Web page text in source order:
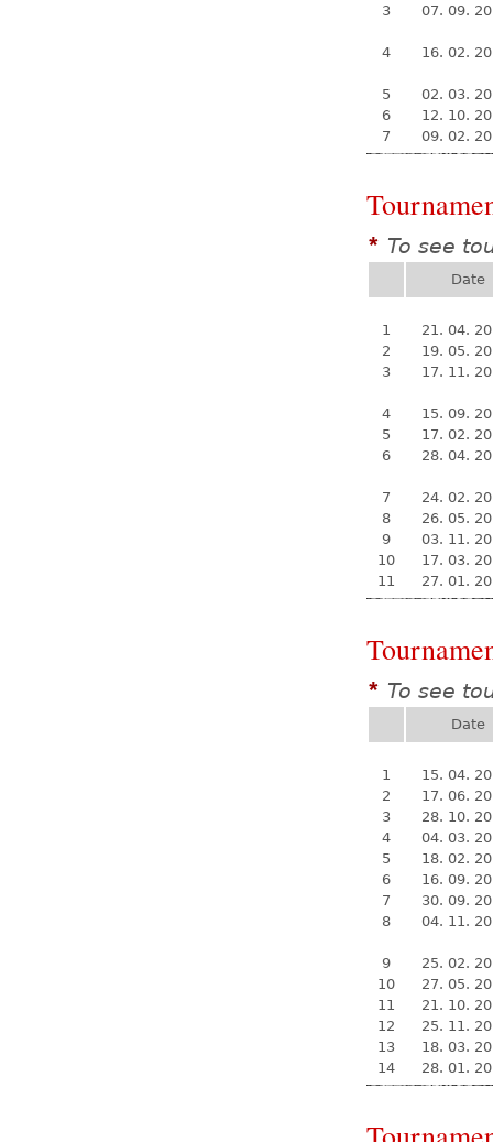
3
07. 09.
4 16. 02.
5
02. 03.
6
12. 10.
7
09. 02.
* To see
Date
1
21. 04.
2
19. 05.
3
17. 11.
4
15. 09.
5
17. 02.
6
28. 04.
7
24. 02.
8
26. 05.
9
03. 11.
10
17. 03.
11
27. 01.
* To see
Date
1
15. 04.
2
17. 06.
3
28. 10.
4
04. 03.
5
18. 02.
6
16. 09.
7
30. 09.
8
04. 11.
9
25. 02.
10
27. 05.
11
21. 10.
12
25. 11.
13
18. 03.
14
28. 01.